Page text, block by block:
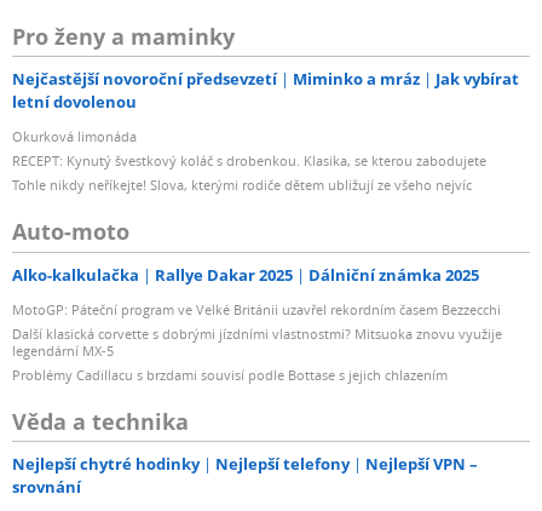
Pro ženy a maminky
Nejčastější novoroční předsevzetí Miminko a mráz
Jak vybírat
letní dovolenou
Okurková limonáda
RECEPT: Kynutý švestkový koláč s drobenkou. Klasika, se kterou zabodujete
Tohle nikdy neříkejte! Slova, kterými rodiče dětem ubližují ze všeho nejvíc
Auto-moto
Alko-kalkulačka Rallye Dakar 2025 Dálniční známka 2025
MotoGP: Páteční program ve Velké Británii uzavřel rekordním časem Bezzecchi
Další klasická corvette s dobrými jízdními vlastnostmi? Mitsuoka znovu využije
legendární MX-5
Problémy Cadillacu s brzdami souvisí podle Bottase s jejich chlazením
Věda a technika
Nejlepší chytré hodinky Nejlepší telefony
Nejlepší VPN –
srovnání